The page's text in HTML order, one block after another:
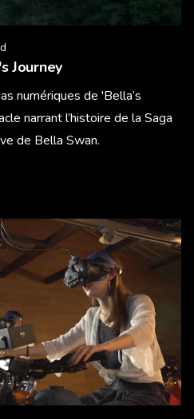
Journey
numériques de 'Bella’s
narrant l’histoire de la Saga
de Bella Swan.